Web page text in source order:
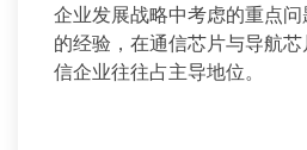
企业发展战略中考虑的重点
的经验，在通信芯片与导航
信企业往往占主导地位。